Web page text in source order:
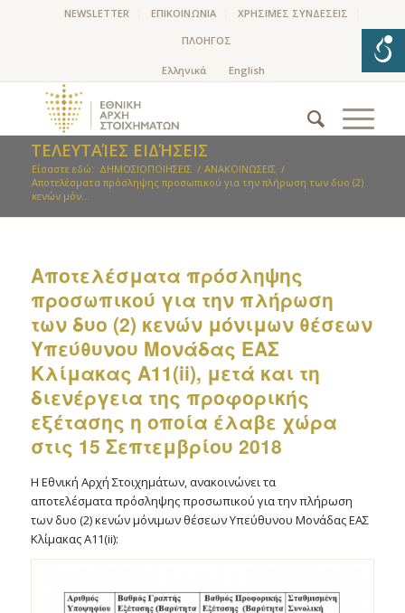
NEWSLETTER ΕΠΙΚΟΙΝΩΝΙΑ
ΧΡΗΣΙΜΕΣ ΣΥΝΔΕΣΕΙΣ
ΠΛΟΗΓΟΣ
ΤΕΛΕΥΤΑΊΕΣ ΕΙΔΉΣΕΙΣ
Είσαστε εδώ: ΔΗΜΟΣΙΟΠΟΙΗΣΕΙΣ / ΑΝΑΚΟΙΝΩΣΕΙΣ /
Αποτελέσματα πρόσληψης προσωπικού για την πλήρωση των δυο (2)
κενών μόν...
Αποτελέσματα πρόσληψης
προσωπικού για την πλήρωση
των δυο (2) κενών μόνιμων θέσεων
Υπεύθυνου Μονάδας ΕΑΣ
Κλίμακας Α11(ii), μετά και τη
διενέργεια της προφορικής
εξέτασης η οποία έλαβε χώρα
στις 15 Σεπτεμβρίου 2018
Η Εθνική Αρχή Στοιχημάτων, ανακοινώνει τα
αποτελέσματαπρόσληψης προσωπικού για τηνπλήρωση
των δυο (2) κενών μόνιμων θέσεων Υπεύθυνου Μονάδας ΕΑΣ
Κλίμακας Α11(ii):